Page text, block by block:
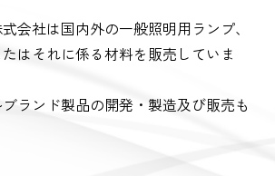
会社は国内外の一般照明用ランプ、
はそれに係る材料を販売していま
ランド製品の開発・製造及び販売も